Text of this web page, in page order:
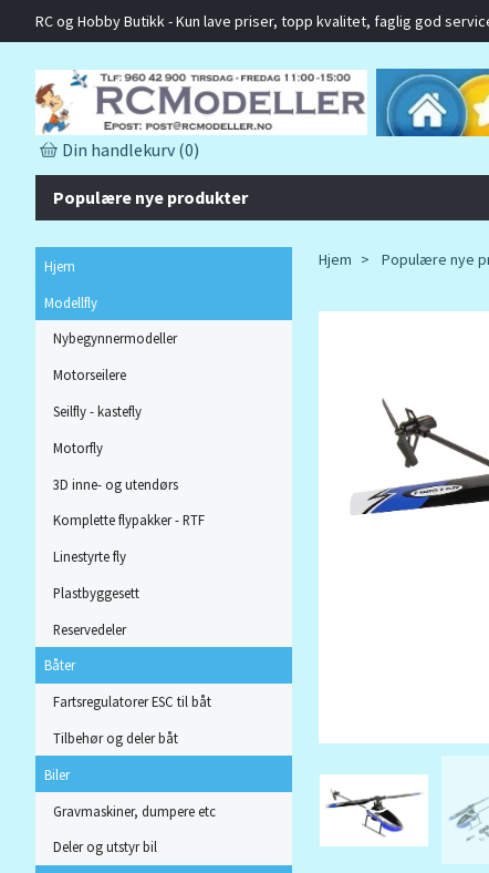
RC og Hobby Butikk - Kun lave priser, topp kvalitet, faglig god
Din handlekurv (0)
Populære nye produkter
Hjem
Modellfly
Nybegynnermodeller
Motorseilere
Seilfly - kastefly
Motorfly
3D inne- og utendørs
Komplette flypakker - RTF
Linestyrte fly
Plastbyggesett
Reservedeler
Båter
Fartsregulatorer ESC til båt
Tilbehør og deler båt
Biler
Gravmaskiner, dumpere etc
Deler og utstyr bil
Hjem Populære nye